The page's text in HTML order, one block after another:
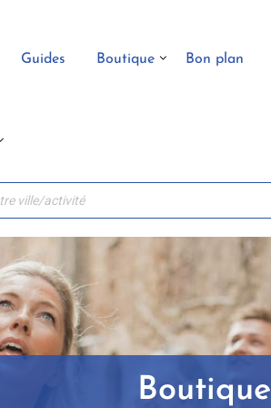
Guides Boutique Bon plan
Boutique